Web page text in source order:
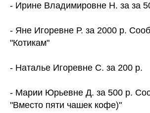
- Ирине Владимировне Н. за за
- Яне Игоревне Р. за 2000 р.
"Котикам"
- Наталье Игоревне С. за 200 р.
- Марии Юрьевне Д. за 500 р.
"Вместо пяти чашек кофе)"